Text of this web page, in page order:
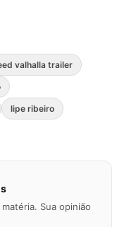
valhalla trailer
lipe ribeiro
Sua opinião